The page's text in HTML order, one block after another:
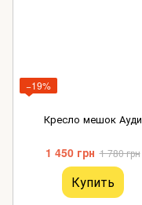
−19%
Кресло мешок Ауди
1 450 грн 1 780 грн
Купить